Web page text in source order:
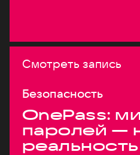
Смотреть запись
Безопасность
OnePass:
паролей —
реальность